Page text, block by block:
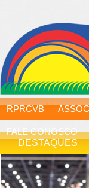
RPRCVB
FALE CONOSCO
DESTAQUES